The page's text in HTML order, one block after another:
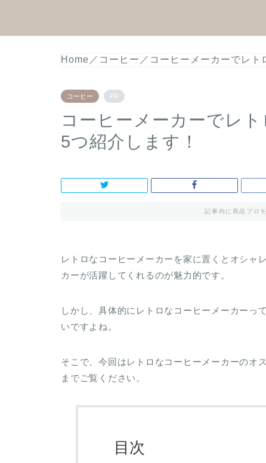
Home ／ コーヒー ／ コーヒーメーカーでレト
コーヒー PR
コーヒーメーカーでレ
5つ紹介します！
記事内に商品プロ
レトロなコーヒーメーカーを家に置くとオシャ
カーが活躍してくれるのが魅力的です。
しかし、具体的にレトロなコーヒーメーカーっ
いですよね。
そこで、今回はレトロなコーヒーメーカーのオ
までご覧ください。
目次